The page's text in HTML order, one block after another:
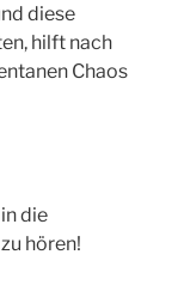
diese
hilft nach
Chaos
die
hören!